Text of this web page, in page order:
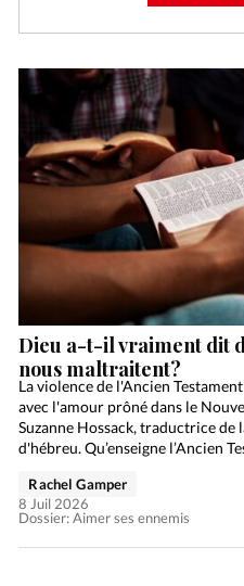
Dieu a-t-il vraiment dit
nous maltraitent?
La violence de l'Ancien
avec l'amour prôné dans le
Suzanne Hossack, traductrice de
d'hébreu. Qu’enseigne l’Ancien
Dossier: Aimer ses ennemis
Rachel Gamper
8 Juil 2026